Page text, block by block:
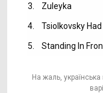
3. Zuleyka
4. Tsiolkovsky
5. Standing In
На жаль, українська